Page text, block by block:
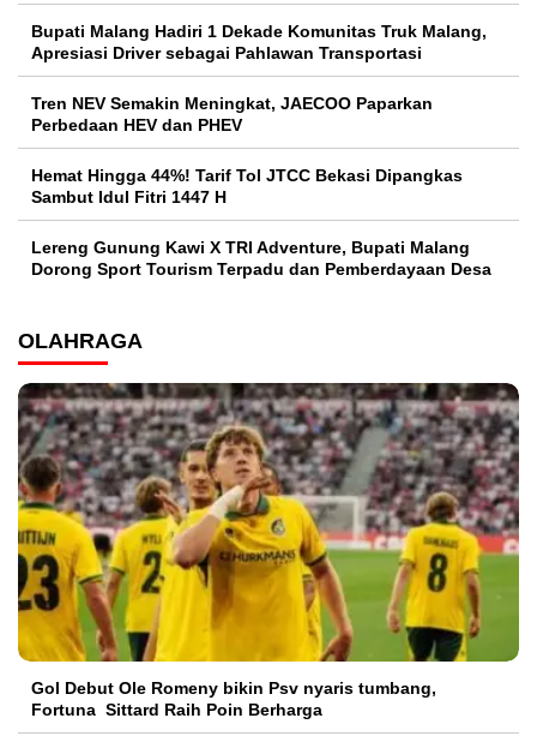
Bupati Malang Hadiri 1 Dekade Komunitas Truk Malang,
Apresiasi Driver sebagai Pahlawan Transportasi
Tren NEV Semakin Meningkat, JAECOO Paparkan
Perbedaan HEV dan PHEV
Hemat Hingga 44%! Tarif Tol JTCC Bekasi Dipangkas
Sambut Idul Fitri 1447 H
Lereng Gunung Kawi X TRI Adventure, Bupati Malang
Dorong Sport Tourism Terpadu dan Pemberdayaan Desa
OLAHRAGA
Gol Debut Ole Romeny bikin Psv nyaris tumbang,
Fortuna Sittard Raih Poin Berharga